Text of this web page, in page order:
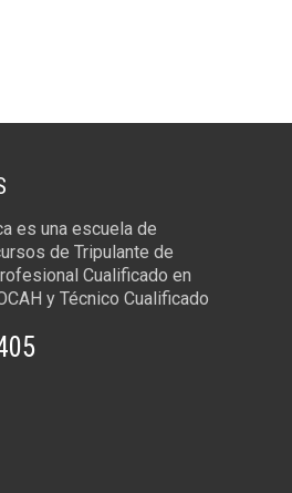
es una escuela de
de Tripulante de
Cualificado en
y Técnico Cualificado